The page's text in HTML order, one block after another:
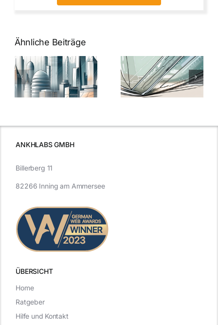
Ähnliche Beiträge
5 Gründe,
warum
Nanoversiegelung
auf Glas
7
Expertentipps
für maximale
ANKHLABS GMBH
ÜBERSICHT
Billerberg 11
82266 Inning am Ammersee
Home
Ratgeber
Hilfe und Kontakt